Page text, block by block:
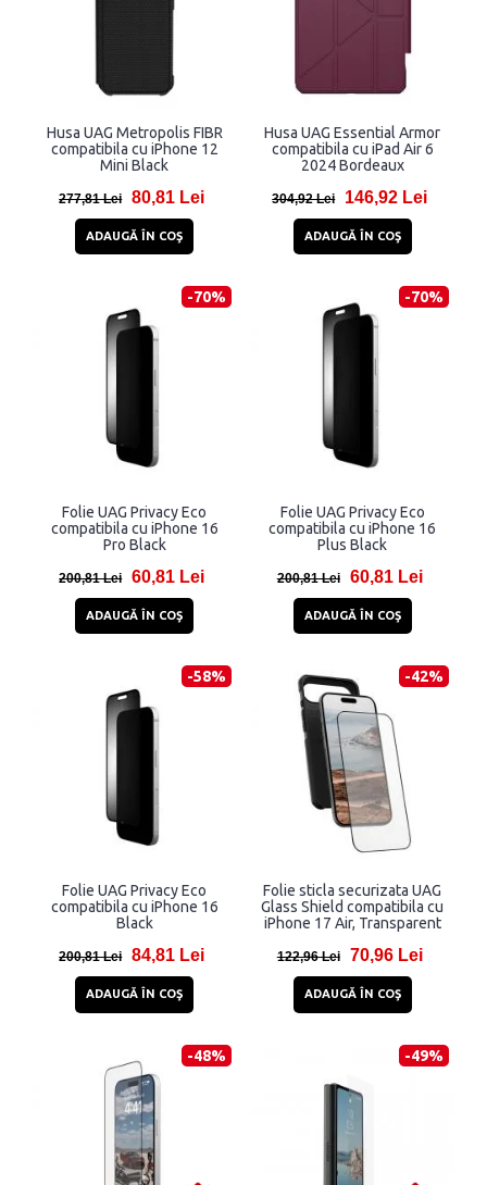
Husa UAG Metropolis FIBR
compatibila cu iPhone 12
Mini Black
277,81 Lei 80,81 Lei
ADAUGĂ ÎN COŞ
Husa UAG Essential Armor
compatibila cu iPad Air 6
2024 Bordeaux
304,92 Lei 146,92 Lei
ADAUGĂ ÎN COŞ
-70%
Folie UAG Privacy Eco
compatibila cu iPhone 16
Pro Black
200,81 Lei 60,81 Lei
ADAUGĂ ÎN COŞ
-70%
Folie UAG Privacy Eco
compatibila cu iPhone 16
Plus Black
200,81 Lei 60,81 Lei
ADAUGĂ ÎN COŞ
-58%
Folie UAG Privacy Eco
compatibila cu iPhone 16
Black
200,81 Lei 84,81 Lei
ADAUGĂ ÎN COŞ
-42%
Folie sticla securizata UAG
Glass Shield compatibila cu
iPhone 17 Air, Transparent
122,96 Lei 70,96 Lei
ADAUGĂ ÎN COŞ
-48% -49%